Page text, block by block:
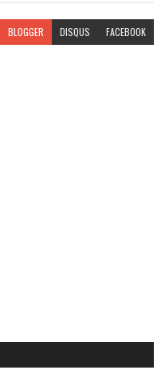
BLOGGER DISQUS FACEBOOK